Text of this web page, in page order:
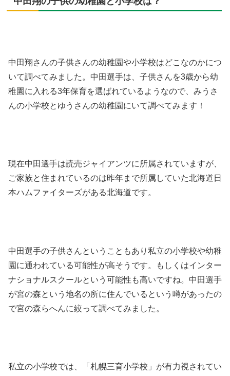
中田翔さんの子供さんの幼稚園や小学校はどこなのかにつ
いて調べてみました。中田選手は、子供さんを3歳から幼
稚園に入れる3年保育を選ばれているようなので、みうさ
んの小学校とゆうさんの幼稚園にいて調べてみます！
現在中田選手は読売ジャイアンツに所属されていますが、
ご家族と住まれているのは昨年まで所属していた北海道日
本ハムファイターズがある北海道です。
中田選手の子供さんということもあり私立の小学校や幼稚
園に通われている可能性が高そうです。もしくはインター
ナショナルスクールという可能性も高いですね。中田選手
が宮の森という地名の所に住んでいるという噂があったの
で宮の森らへんに絞って調べてみました。
私立の小学校では、「札幌三育小学校」が有力視されてい